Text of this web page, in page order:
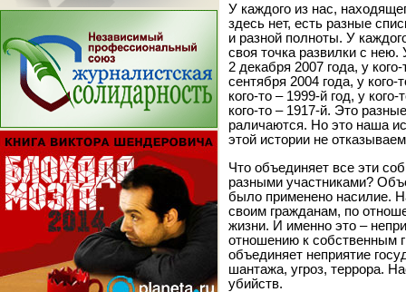
У каждого из нас,
здесь нет, есть разные
и разной полноты. У
своя точка развилки с нею.
2 декабря 2007 года, у
сентября 2004 года, у кого-
кого-то – 1999-й год, у
кого-то – 1917-й. Это
раличаются. Но это наша
этой истории не
Что объединяет все эти
разными участниками?
было применено насилие.
своим гражданам, по
жизни. И именно это –
отношению к собственным
объединяет неприятие
шантажа, угроз, террора.
убийств.